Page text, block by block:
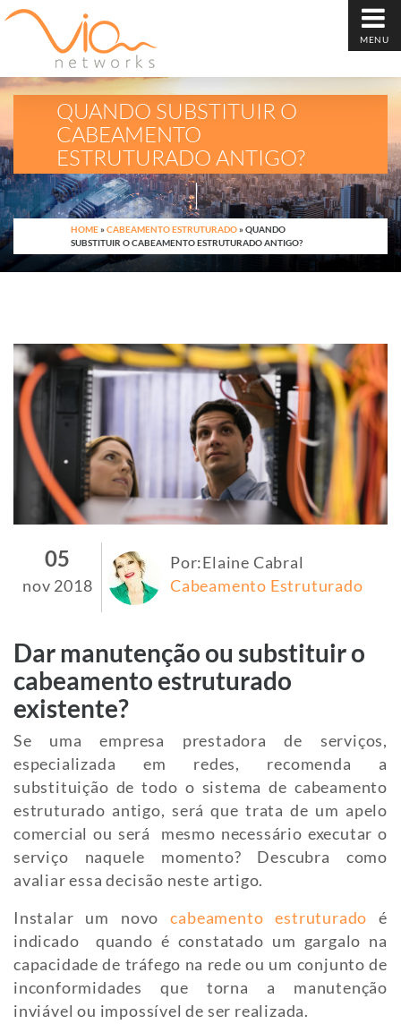
MENU
QUANDO SUBSTITUIR O
CABEAMENTO
ESTRUTURADO ANTIGO?
HOME» CABEAMENTO ESTRUTURADO» QUANDO
SUBSTITUIR O CABEAMENTO ESTRUTURADO ANTIGO?
05
nov 2018
Por:Elaine Cabral
Cabeamento Estruturado
Dar manutenção ou substituir o
cabeamento estruturado
existente?
Se uma empresa prestadora de serviços,
especializada em redes, recomenda a
substituição de todo o sistema de cabeamento
estruturado antigo, será que trata de um apelo
comercial ou será mesmo necessário executar o
serviço naquele momento? Descubra como
avaliar essa decisão neste artigo.
Instalar um novocabeamento estruturado é
indicado quando é constatado um gargalo na
capacidade de tráfego na rede ou um conjunto de
inconformidades que torna a manutenção
inviável ou impossível de ser realizada.